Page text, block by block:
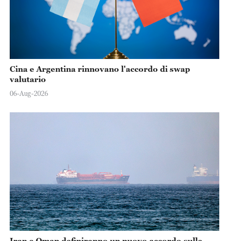
Cina e Argentina rinnovano l'accordo di swap
valutario
06-Aug-2026